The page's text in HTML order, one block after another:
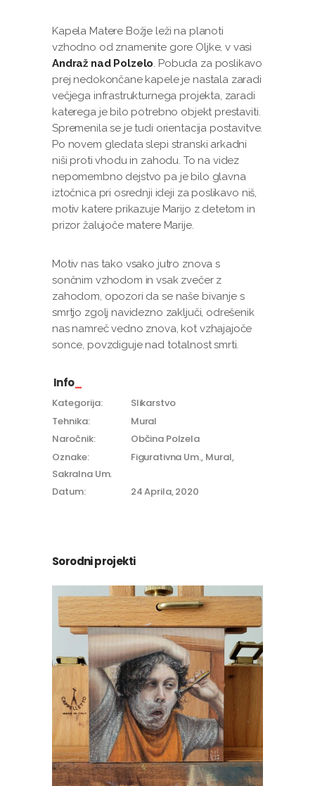
Kapela Matere Božje leži na planoti
vzhodno od znamenite gore Oljke, v vasi
Andraž nad Polzelo . Pobuda za poslikavo
prej nedokončane kapele je nastala zaradi
večjega infrastrukturnega projekta, zaradi
katerega je bilo potrebno objekt prestaviti.
Spremenila se je tudi orientacija postavitve.
Po novem gledata slepi stranski arkadni
niši proti vhodu in zahodu. To na videz
nepomembno dejstvo pa je bilo glavna
iztočnica pri osrednji ideji za poslikavo niš,
motiv katere prikazuje Marijo z detetom in
prizor žalujoče matere Marije.
Motiv nas tako vsako jutro znova s
sončnim vzhodom in vsak zvečer z
zahodom, opozori da se naše bivanje s
smrtjo zgolj navidezno zaključi, odrešenik
nas namreč vedno znova, kot vzhajajoče
sonce, povzdiguje nad totalnost smrti.
Info
Kategorija:
Slikarstvo
Tehnika:
Mural
Naročnik:
Občina Polzela
Oznake:
Figurativna Um. Mural
Sakralna Um.
Datum:
24 Aprila, 2020
Sorodni projekti
Mala Serija
Slikarstvo